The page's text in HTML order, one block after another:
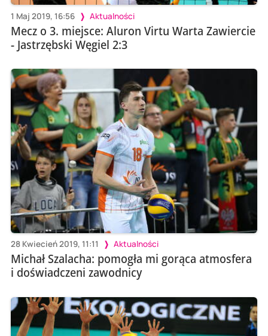
1 Maj 2019, 16:56 Aktualności
Mecz o 3. miejsce: Aluron Virtu Warta Zawiercie
- Jastrzębski Węgiel 2:3
28 Kwiecień 2019, 11:11 Aktualności
Michał Szalacha: pomogła mi gorąca atmosfera
i doświadczeni zawodnicy